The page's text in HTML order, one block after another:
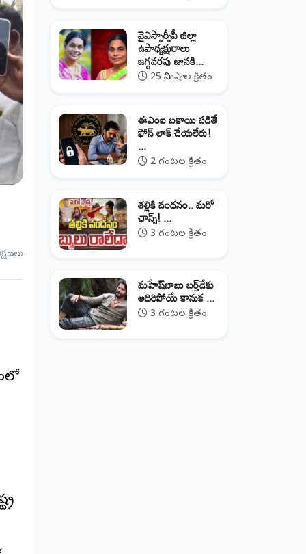
వైఎస్సార్సీపీ జిల్లా
ఉపాధ్యక్షురాలు
జగ్గవరపు జానకి...
25 నిమిషాల క్రితం
ఈఎంఐ బకాయి పడితే
ఫోన్‌ లాక్‌ చేయలేరు!
...
2 గంటల క్రితం
తల్లికి వందనం.. మరో
ఛాన్స్! ...
3 గంటల క్రితం
మహేష్‌బాబు బర్త్‌డేకు
అదిరిపోయే కానుక ...
3 గంటల క్రితం